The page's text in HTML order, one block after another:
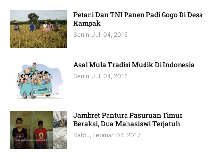
Petani Dan TNI Panen Padi Gogo Di Desa
Kampak
Senin, Juli 04, 2016
Asal Mula Tradisi Mudik Di Indonesia
Senin, Juli 04, 2016
Jambret Pantura Pasuruan Timur
Beraksi, Dua Mahasiswi Terjatuh
Sabtu, Februari 04, 2017